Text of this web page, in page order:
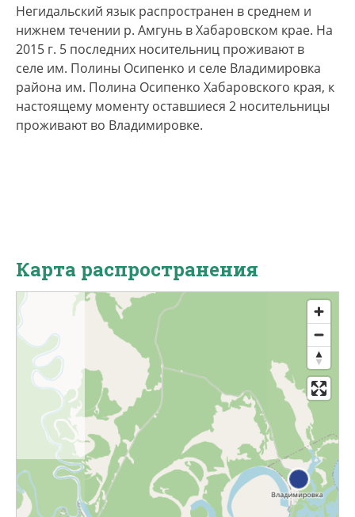
Негидальский язык распространен в среднем и
нижнем течении р. Амгунь в Хабаровском крае. На
2015 г. 5 последних носительниц проживают в
селе им. Полины Осипенко и селе Владимировка
района им. Полина Осипенко Хабаровского края, к
настоящему моменту оставшиеся 2 носительницы
проживают во Владимировке.
Карта распространения